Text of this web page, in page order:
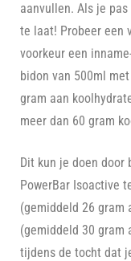
aanvullen. Als je
te laat! Probeer een
voorkeur een
bidon van 500ml
gram aan
meer dan 60 gram
Dit kun je doen door
PowerBar Isoactive
(gemiddeld 26 gram
(gemiddeld 30 gram
tijdens de tocht dat